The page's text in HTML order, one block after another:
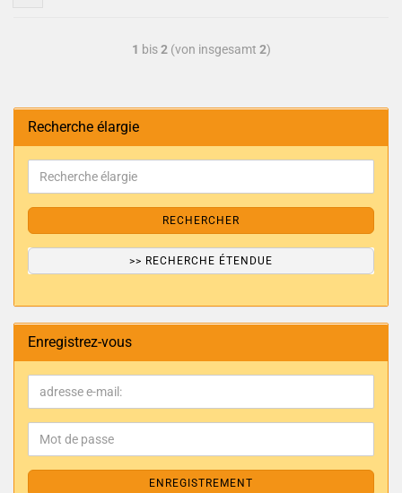
1 bis2(von insgesamt 2)
Recherche élargie
RECHERCHER
>> RECHERCHE ÉTENDUE
Enregistrez-vous
ENREGISTREMENT